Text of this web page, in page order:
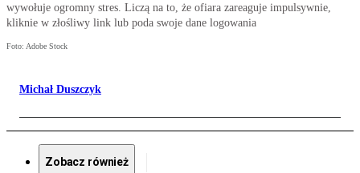
wywołuje ogromny stres. Liczą na to, że ofiara zareaguje impulsywnie,
kliknie w złośliwy link lub poda swoje dane logowania
Foto: Adobe Stock
Michał Duszczyk
Zobacz również